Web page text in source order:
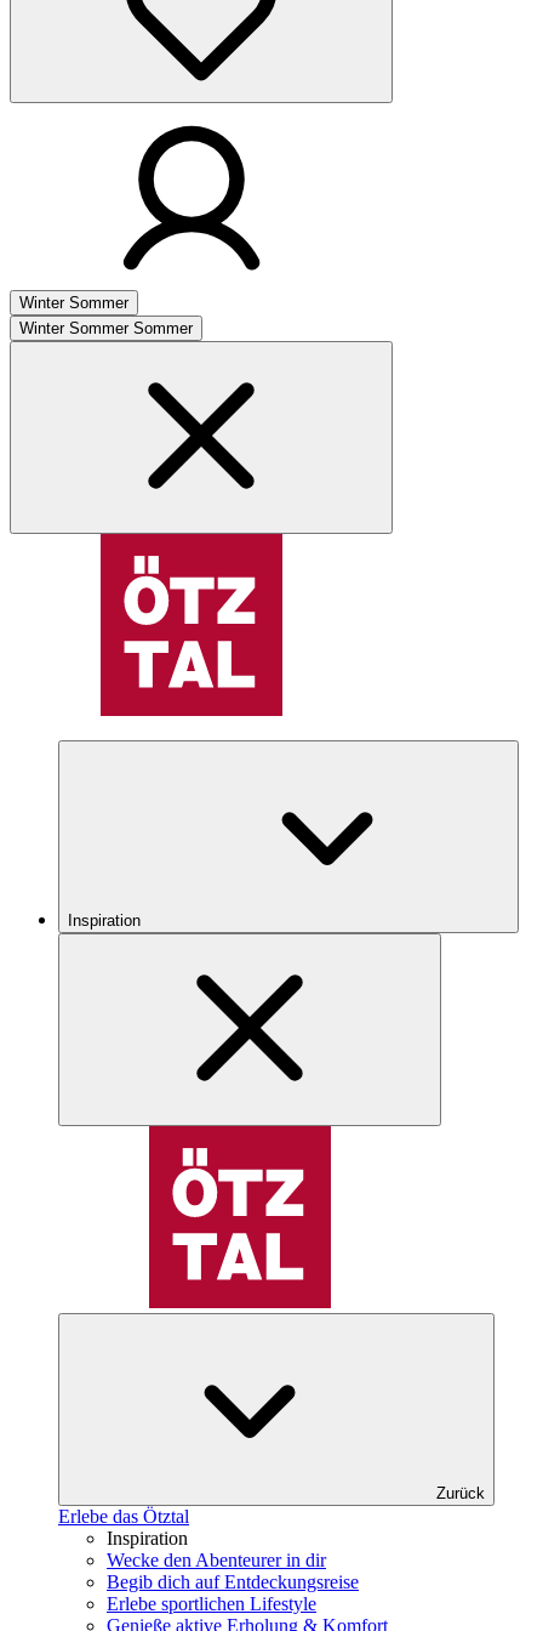
Winter Sommer
Winter Sommer Sommer
Inspiration
Zurück
Erlebe das Ötztal
Inspiration
Wecke den Abenteurer in dir
Begib dich auf Entdeckungsreise
Erlebe sportlichen Lifestyle
Genieße aktive Erholung & Komfort